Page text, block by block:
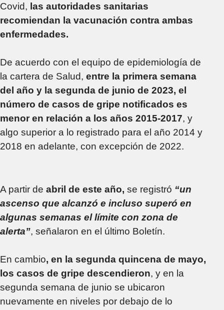
Covid, las autoridades sanitarias
recomiendan la vacunación contra ambas
enfermedades.
De acuerdo con el equipo de epidemiología de
la cartera de Salud, entre la primera semana
del año y la segunda de junio de 2023, el
número de casos de gripe notificados es
menor en relación a los años 2015-2017, y
algo superior a lo registrado para el año 2014 y
2018 en adelante, con excepción de 2022.
A partir de abril de este año, se registró “un
ascenso que alcanzó e incluso superó en
algunas semanas el límite con zona de
alerta”, señalaron en el último Boletín.
En cambio, en la segunda quincena de mayo,
los casos de gripe descendieron, y en la
segunda semana de junio se ubicaron
nuevamente en niveles por debajo de lo